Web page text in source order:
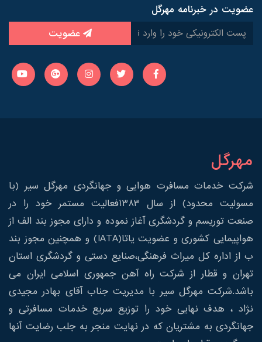
عضویت در خبرنامه مهرگل
عضویت
مهرگل
شرکت خدمات مسافرت هوایی و جهانگردی مهرگل سیر (با
مسولیت محدود) از سال 1383فعالیت مستمر خود را در
صنعت توریسم و گردشگری آغاز نموده و دارای مجوز بند الف از
هواپیمایی کشوری و عضویت یاتا(IATA) و همچنین مجوز بند
ب از اداره کل میراث فرهنگی،صنایع دستی و گردشگری استان
تهران و قطار از شرکت راه آهن جمهوری اسلامی ایران می
باشد.شرکت مهرگل سیر با مدیریت جناب آقای بهادر مجیدی
نژاد ، هدف نهایی خود را توزیع سریع خدمات مسافرتی و
جهانگردی به مشتریان که در نهایت منجر به جلب رضایت آنها